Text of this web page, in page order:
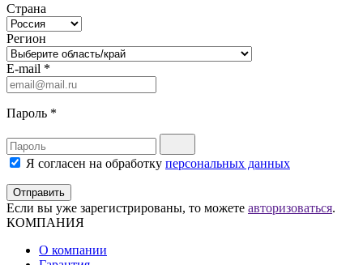
Страна
Регион
E-mail *
Пароль *
Я согласен на обработку персональных данных
Отправить
Если вы уже зарегистрированы, то можете авторизоваться.
КОМПАНИЯ
О компании